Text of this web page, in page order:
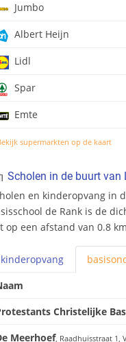
Jumbo
Albert Heijn
Lidl
Spar
Emte
supermarkten op de kaart
Scholen in de buurt van
en kinderopvang in
de Rank is de
op een afstand van 0.8
kinderopvang basis
Christelijke
Meerhoef, Raadhuisstraat 1,